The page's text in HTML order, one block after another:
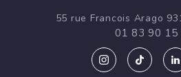
55 rue Francois Arago
01 83 90 15